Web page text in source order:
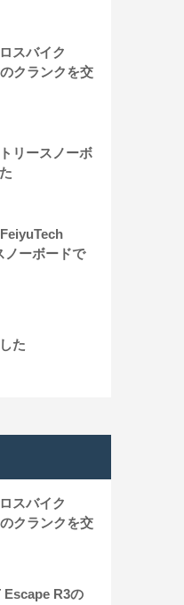
スバイク
クランクを交
リースノーボ
ノーボードで
た
スバイク
クランクを交
Escape R3の